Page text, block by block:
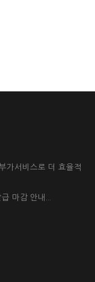
가서비스로 더 효율적
마감 안내...